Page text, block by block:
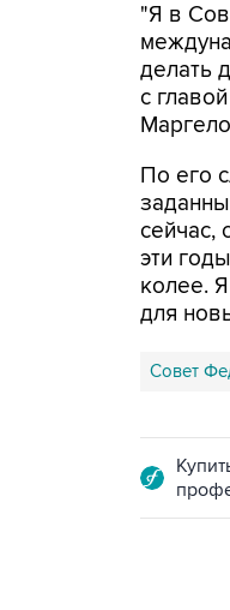
"Я в
делать
с
По его
сейчас,
эти
колее.
для
Совет